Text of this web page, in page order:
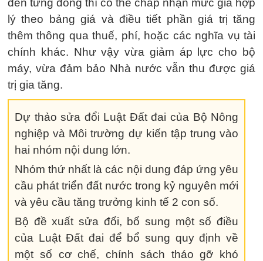
đến từng đồng thì có thể chấp nhận mức giá hợp
lý theo bảng giá và điều tiết phần giá trị tăng
thêm thông qua thuế, phí, hoặc các nghĩa vụ tài
chính khác. Như vậy vừa giảm áp lực cho bộ
máy, vừa đảm bảo Nhà nước vẫn thu được giá
trị gia tăng.
Dự thảo sửa đổi Luật Đất đai của Bộ Nông
nghiệp và Môi trường dự kiến tập trung vào
hai nhóm nội dung lớn.
Nhóm thứ nhất là các nội dung đáp ứng yêu
cầu phát triển đất nước trong kỷ nguyên mới
và yêu cầu tăng trưởng kinh tế 2 con số.
Bộ đề xuất sửa đổi, bổ sung một số điều
của Luật Đất đai để bổ sung quy định về
một số cơ chế, chính sách tháo gỡ khó